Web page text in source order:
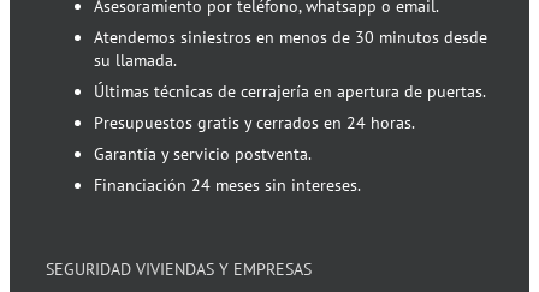
Asesoramiento por teléfono, whatsapp o email.
Atendemos siniestros en menos de 30 minutos desde
su llamada.
Últimas técnicas de cerrajería en apertura de puertas.
Presupuestos gratis y cerrados en 24 horas.
Garantía y servicio postventa.
Financiación 24 meses sin intereses.
SEGURIDAD VIVIENDAS Y EMPRESAS